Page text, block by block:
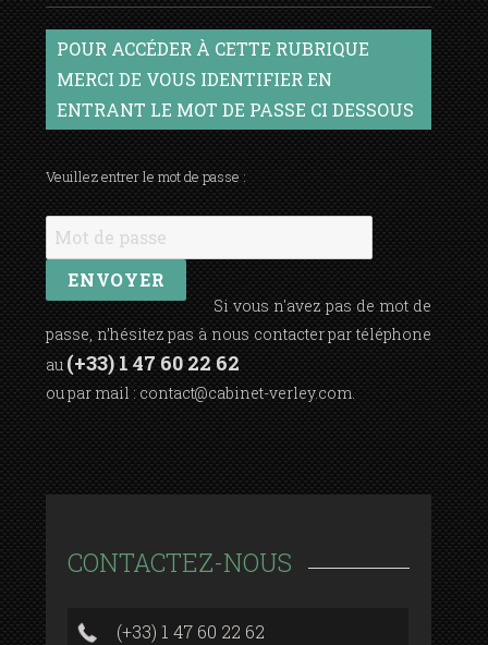
POUR ACCÉDER À CETTE RUBRIQUE
MERCI DE VOUS IDENTIFIER EN
ENTRANT LE MOT DE PASSE CI DESSOUS
Veuillez entrer le mot de passe :
Si vous n'avez pas de mot de
passe, n’hésitez pas à nous contacter par téléphone
au (+33) 1 47 60 22 62
ou par mail : contact@cabinet-verley.com .
CONTACTEZ-NOUS
(+33) 1 47 60 22 62